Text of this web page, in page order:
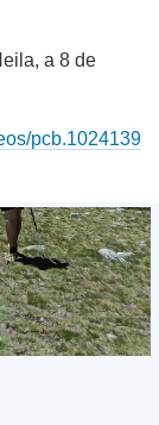
a 8 de
pcb.1024139